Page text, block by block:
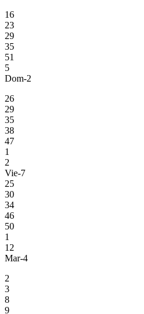
16
23
29
35
51
5
Dom-2
26
29
35
38
47
1
2
Vie-7
25
30
34
46
50
1
12
Mar-4
2
3
8
9